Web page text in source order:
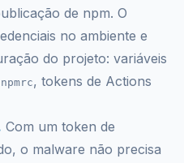
de npm. O
no ambiente e
do projeto: variáveis
, tokens de Actions
Com um token de
o malware não precisa